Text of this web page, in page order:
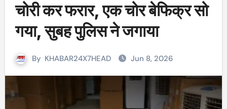
चोरी कर फरार, एक चोर बेफिक्र सो
गया, सुबह पुलिस ने जगाया
By KHABAR24X7HEAD Jun 8, 2026